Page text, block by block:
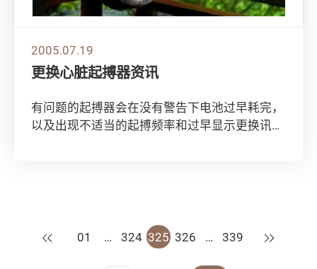
2005.07.19
更换心脏起搏器资讯
有问题的起搏器会在没有警告下电池过早耗完，
以及出现不适当的起搏频率和过早显示更换讯
上一页
01 … 324 325 326 … 339 下一页